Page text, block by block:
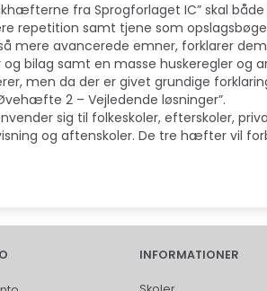
fra Sprogforlaget IC” skal
repetition samt tjene som
mere avancerede emner, forklarer
bilag samt en masse huskeregler og
men da der er givet grundige
2 – Vejledende løsninger”.
sig til folkeskoler, efterskoler,
og aftenskoler. De tre hæfter vil
INFORMATIONER